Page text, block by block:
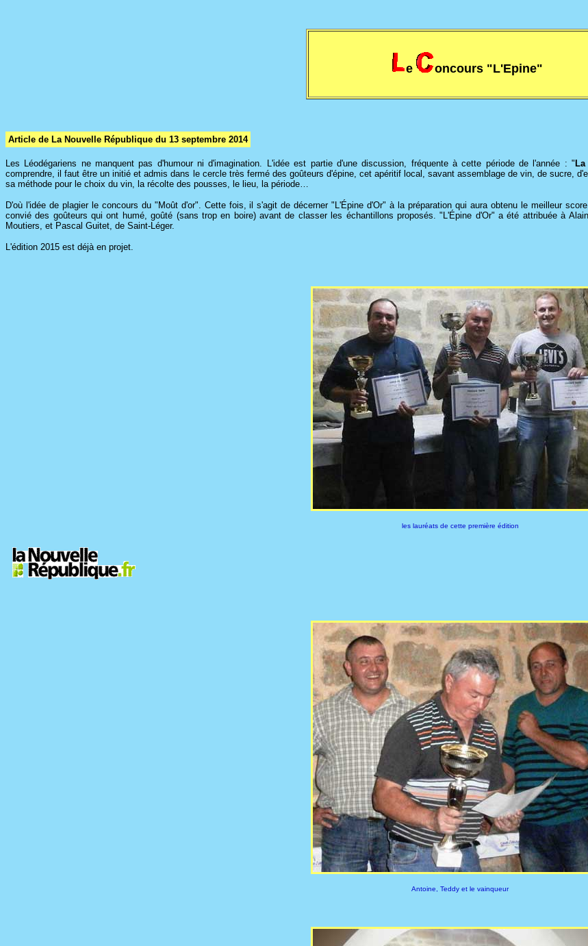
e oncours "L'Epine"
Article de La Nouvelle République du 13 septembre 2014
Les Léodégariens ne manquent pas d'humour ni d'imagination. L'idée est partie d'une discussion, fréquente à cette période de l'année : "
comprendre, il faut être un initié et admis dans le cercle très fermé des goûteurs d'épine, cet apéritif local, savant assemblage de vin, de sucre,
sa méthode pour le choix du vin, la récolte des pousses, le lieu, la période…
D'où l'idée de plagier le concours du "Moût d'or". Cette fois, il s'agit de décerner "L'Épine d'Or" à la préparation qui aura obtenu le meilleur
convié des goûteurs qui ont humé, goûté (sans trop en boire) avant de classer les échantillons proposés. "L'Épine d'Or" a été attribuée à
Moutiers, et Pascal Guitet, de Saint-Léger.
L'édition 2015 est déjà en projet.
les lauréats de cette première édition
Antoine, Teddy et le vainqueur